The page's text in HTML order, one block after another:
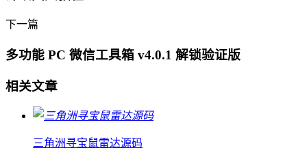
下一篇
多功能 PC 微信工具箱 v4.0.1 解锁验证版
相关文章
三角洲寻宝鼠雷达源码